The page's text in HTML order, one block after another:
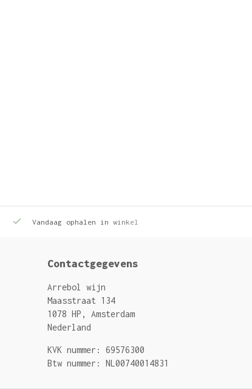
Vandaag ophalen in winkel
Contactgegevens
Arrebol wijn
Maasstraat 134
1078 HP, Amsterdam
Nederland
KVK nummer: 69576300
Btw nummer: NL00740014831